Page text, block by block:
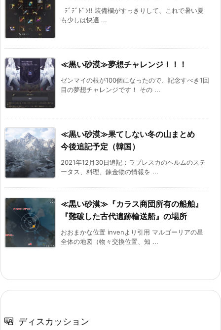
ﾃﾞﾃﾞﾄﾞﾝ!! 装備欄がすっきりして、これで暑い夏
も少しは快適 ...
≪黒い砂漠≫夢想チャレンジ！！！
ゼンマイの根が100個になったので、記念すべき1回
目の夢想チャレンジです！ その ...
≪黒い砂漠≫果てしない冬の山まとめ
今後追記予定（韓国）
2021年12月30日追記：ラブレスカのヘルムのステ
ータス、料理、錬金物の情報を ...
≪黒い砂漠≫『カラス商団所有の船舶』
『難破した古代遺跡輸送船』の場所
おおまかな位置 invenより引用 マルゴーリアの星
全体の地図（物々交換位置、知 ...
ディスカッション